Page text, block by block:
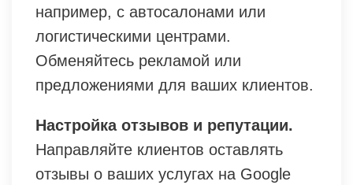
например, с автосалонами или
логистическими центрами.
Обменяйтесь рекламой или
предложениями для ваших клиентов.
Настройка отзывов и репутации.
Направляйте клиентов оставлять
отзывы о ваших услугах на Google